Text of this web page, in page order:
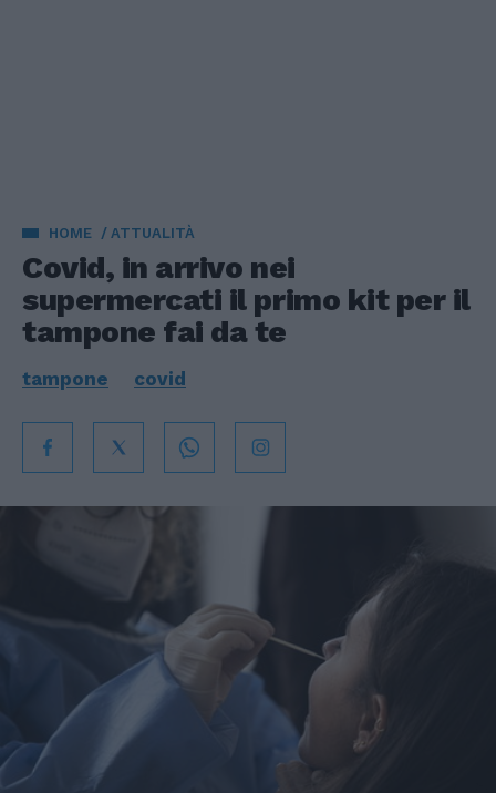
HOME ATTUALITÀ
Covid, in arrivo nei
supermercati il primo kit per il
tampone fai da te
tampone covid